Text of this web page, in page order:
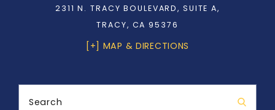
2311 N. TRACY BOULEVARD, SUITE A,
TRACY, CA 95376
[+] MAP & DIRECTIONS
Search